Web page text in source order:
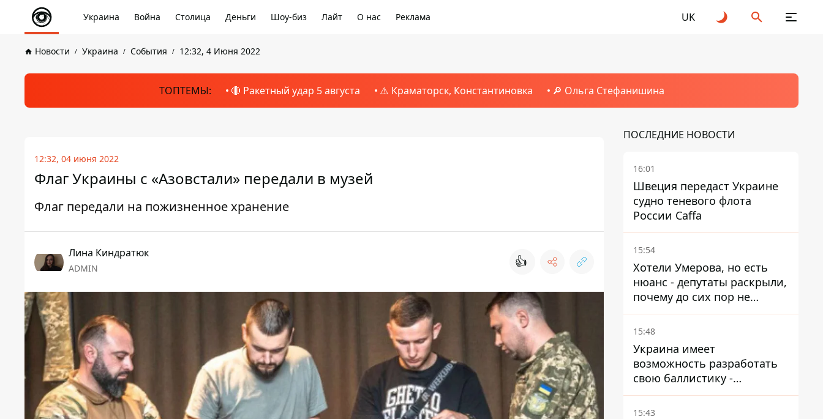
Украина Война Столица Деньги Шоу-биз Лайт О нас Реклама UK
Новости Украина События 12:32, 4 Июня 2022
ТОПТЕМЫ: 🔴 Ракетный удар 5 августа ⚠️ Краматорск, Константиновка 🔎 Ольга Стефанишина
12:32, 04 июня 2022
Флаг Украины с «Азовстали» передали в музей
Флаг передали на пожизненное хранение
Лина Киндратюк
ADMIN 👍
ПОСЛЕДНИЕ НОВОСТИ
16:01
Швеция передаст Украине
судно теневого флота
России Caffa
15:54
Хотели Умерова, но есть
нюанс - депутаты раскрыли,
почему до сих пор не
назначен новый посол в
США
15:48
Украина имеет
возможность разработать
свою баллистику -
Зеленский назвал дату,
когда она появится
15:43